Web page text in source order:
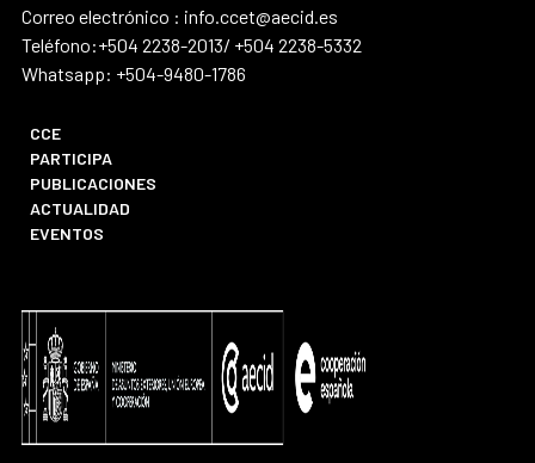
Correo electrónico : info.ccet@aecid.es
Teléfono:+504 2238-2013/ +504 2238-5332
Whatsapp: +504-9480-1786
CCE
PARTICIPA
PUBLICACIONES
ACTUALIDAD
EVENTOS